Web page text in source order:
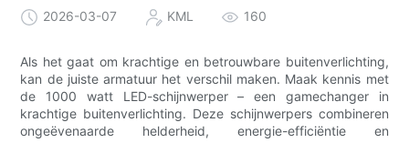
2026-03-07 KML 160
Als het gaat om krachtige en betrouwbare buitenverlichting,
kan de juiste armatuur het verschil maken. Maak kennis met
de 1000 watt LED-schijnwerper – een gamechanger in
krachtige buitenverlichting. Deze schijnwerpers combineren
ongeëvenaarde helderheid, energie-efficiëntie en